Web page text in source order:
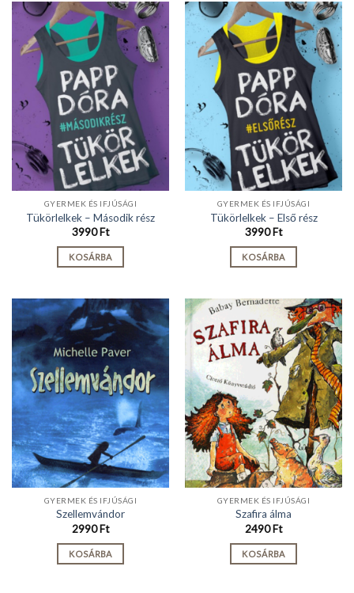
GYERMEK ÉS IFJÚSÁGI
Tükörlelkek – Második rész
3990Ft
KOSÁRBA
GYERMEK ÉS IFJÚSÁGI
Tükörlelkek – Első rész
3990Ft
KOSÁRBA
GYERMEK ÉS IFJÚSÁGI
Szellemvándor
2990Ft
KOSÁRBA
GYERMEK ÉS IFJÚSÁGI
Szafira álma
2490Ft
KOSÁRBA